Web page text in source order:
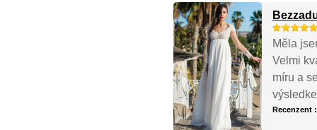
Měla
Velmi
míru a
Recenzent